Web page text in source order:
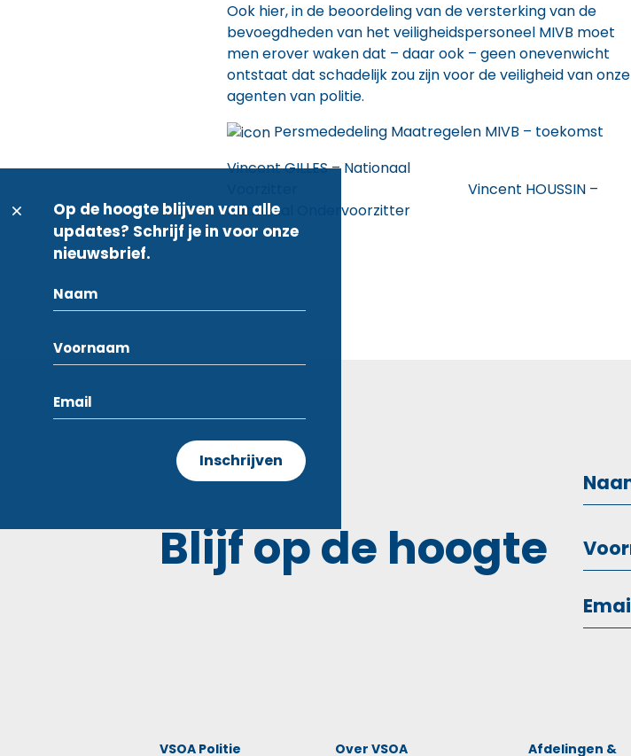
Ook hier, in de beoordeling van de versterking van de
bevoegdheden van het veiligheidspersoneel MIVB moet
men erover waken dat – daar ook – geen onevenwicht
ontstaat dat schadelijk zou zijn voor de veiligheid van onze
agenten van politie.
Persmededeling Maatregelen MIVB – toekomst
Vincent GILLES – Nationaal
Voorzitter Vincent HOUSSIN –
Nationaal Ondervoorzitter
Blijf op de hoogte
VSOA Politie Over VSOA Afdelingen &
Op de hoogte blijven van alle
updates? Schrijf je in voor onze
nieuwsbrief.